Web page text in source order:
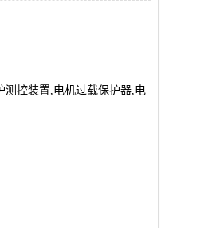
测控装置,电机过载保护器,电